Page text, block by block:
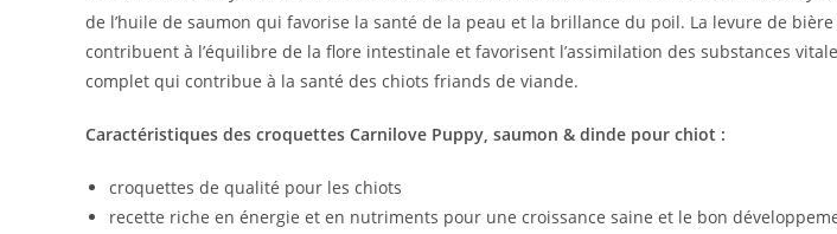
de l’huile de saumon qui favorise la santé de la peau et la brillance du poil. La levure de
contribuent à l’équilibre de la flore intestinale et favorisent l’assimilation des substances
complet qui contribue à la santé des chiots friands de viande.
Caractéristiques des croquettes Carnilove Puppy, saumon & dinde pour chiot :
croquettes de qualité pour les chiots
recette riche en énergie et en nutriments pour une croissance saine et le bon